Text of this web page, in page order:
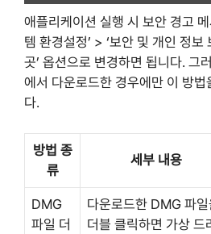
애플리케이션 실행 시 보안 경고
템 환경설정’ > ‘보안 및 개인 정보
곳’ 옵션으로 변경하면 됩니다. 그
에서 다운로드한 경우에만 이 방법
다.
방법 종
류
세부 내용
DMG
파일 더
다운로드한 DMG 파일
더블 클릭하면 가상 드